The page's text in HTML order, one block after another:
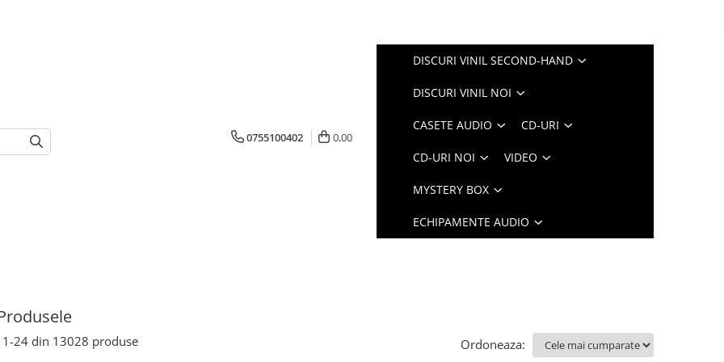
0755100402 0,00
DISCURI VINIL SECOND-HAND
DISCURI VINIL NOI
CASETE AUDIO CD-URI
CD-URI NOI VIDEO
MYSTERY BOX
ECHIPAMENTE AUDIO
1-24 din 13028 produse Ordoneaza: